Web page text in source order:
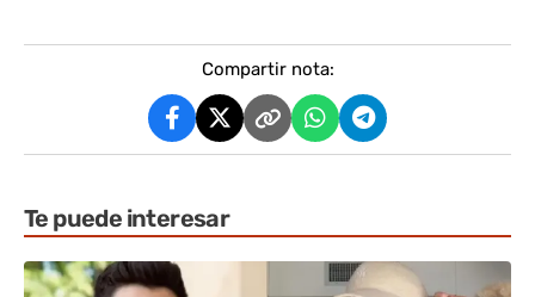
Compartir nota:
Te puede interesar